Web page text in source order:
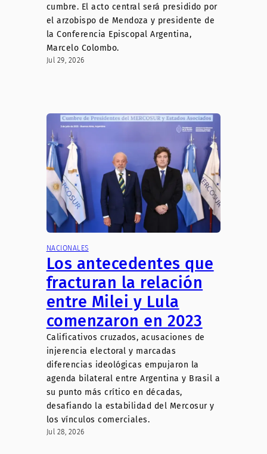
cumbre. El acto central será presidido por
el arzobispo de Mendoza y presidente de
la Conferencia Episcopal Argentina,
Marcelo Colombo.
Jul 29, 2026
NACIONALES
Los antecedentes que
fracturan la relación
entre Milei y Lula
comenzaron en 2023
Calificativos cruzados, acusaciones de
injerencia electoral y marcadas
diferencias ideológicas empujaron la
agenda bilateral entre Argentina y Brasil a
su punto más crítico en décadas,
desafiando la estabilidad del Mercosur y
los vínculos comerciales.
Jul 28, 2026